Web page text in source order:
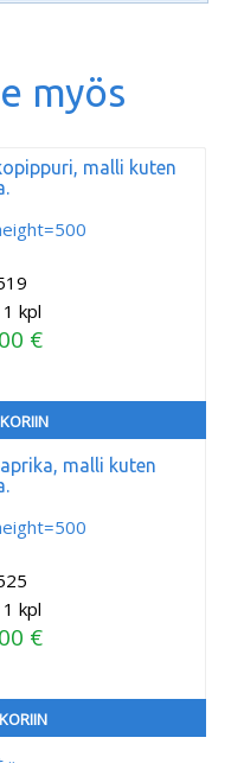
myös
malli kuten
1 kpl
€
malli kuten
1 kpl
€